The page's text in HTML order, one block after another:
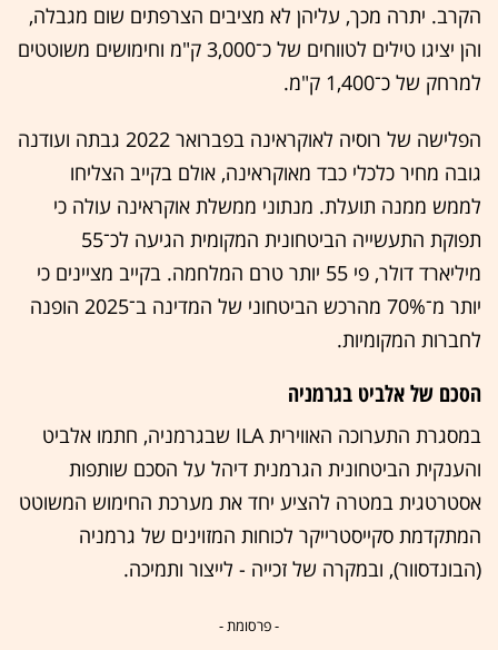
הקרב. יתרה מכך, עליהן לא מציבים הצרפתים שום מגבלה,
והן יציגו טילים לטווחים של כ־3,000 ק"מ וחימושים משוטטים
למרחק של כ־1,400 ק"מ.
הפלישה של רוסיה לאוקראינה בפברואר 2022 גבתה ועודנה
גובה מחיר כלכלי כבד מאוקראינה, אולם בקייב הצליחו
לממש ממנה תועלת. מנתוני ממשלת אוקראינה עולה כי
תפוקת התעשייה הביטחונית המקומית הגיעה לכ־55
מיליארד דולר, פי 55 יותר טרם המלחמה. בקייב מציינים כי
יותר מ־70% מהרכש הביטחוני של המדינה ב־2025 הופנה
לחברות המקומיות.
הסכם של אלביט בגרמניה
במסגרת התערוכה האווירית ILA שבגרמניה, חתמו אלביט
והענקית הביטחונית הגרמנית דיהל על הסכם שותפות
אסטרטגית במטרה להציע יחד את מערכת החימוש המשוטט
המתקדמת סקייסטרייקר לכוחות המזוינים של גרמניה
(הבונדסוור), ובמקרה של זכייה - לייצור ותמיכה.
- פרסומת -